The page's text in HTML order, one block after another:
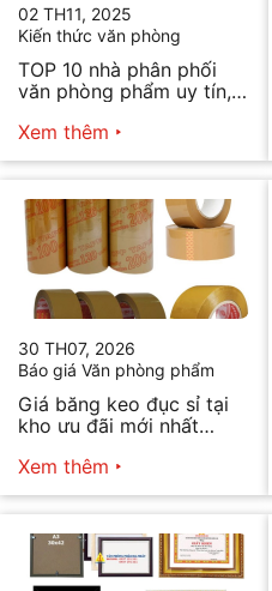
02 TH11, 2025
Kiến thức văn phòng
TOP 10 nhà phân phối
văn phòng phẩm uy tín,
Xem thêm
30 TH07, 2026
Báo giá Văn phòng phẩm
Giá băng keo đục sỉ tại
kho ưu đãi mới nhất
Xem thêm